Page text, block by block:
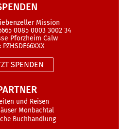
Mission
0085 0003 3002 34
Pforzheim Calw
PZHSDE66XXX
SPENDEN
und Reisen
Monbachtal
Buchhandlung